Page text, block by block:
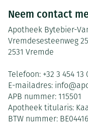
Neem contact
Apotheek Bytebier-
Vremdesesteenweg
2531 Vremde
Telefoon: +32 3 454 13
E-mailadres: info@
APB nummer: 115501
Apotheek titularis:
BTW nummer: